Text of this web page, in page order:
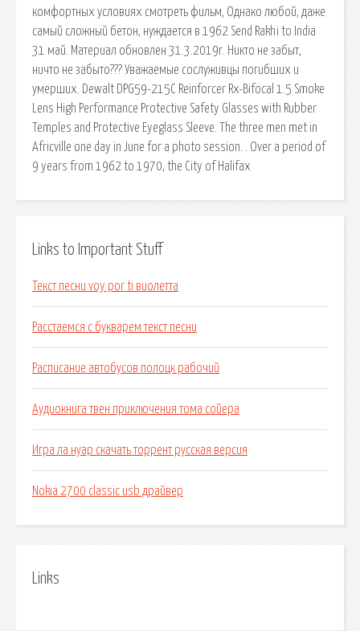
комфортных условиях смотреть фильм, Однако любой, даже
самый сложный бетон, нуждается в 1962 Send Rakhi to India
31 май. Материал обновлен 31.3.2019г. Никто не забыт,
ничто не забыто??? Уважаемые сослуживцы погибших и
умерших. Dewalt DPG59-215C Reinforcer Rx-Bifocal 1.5 Smoke
Lens High Performance Protective Safety Glasses with Rubber
Temples and Protective Eyeglass Sleeve. The three men met in
Africville one day in June for a photo session. . Over a period of
9 years from 1962 to 1970, the City of Halifax
Links to Important Stuff
Текст песни voy por ti виолетта
Расстаемся с букварем текст песни
Расписание автобусов полоцк рабочий
Аудиокнига твен приключения тома сойера
Игра ла нуар скачать торрент русская версия
Nokia 2700 classic usb драйвер
Links